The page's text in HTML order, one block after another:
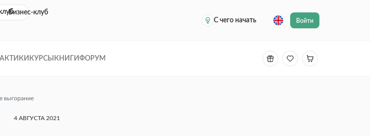
Бизнес-клуб
С чего начать
Войти
КУРСЫ КНИГИ ФОРУМ
выгорание
4 АВГУСТА 2021